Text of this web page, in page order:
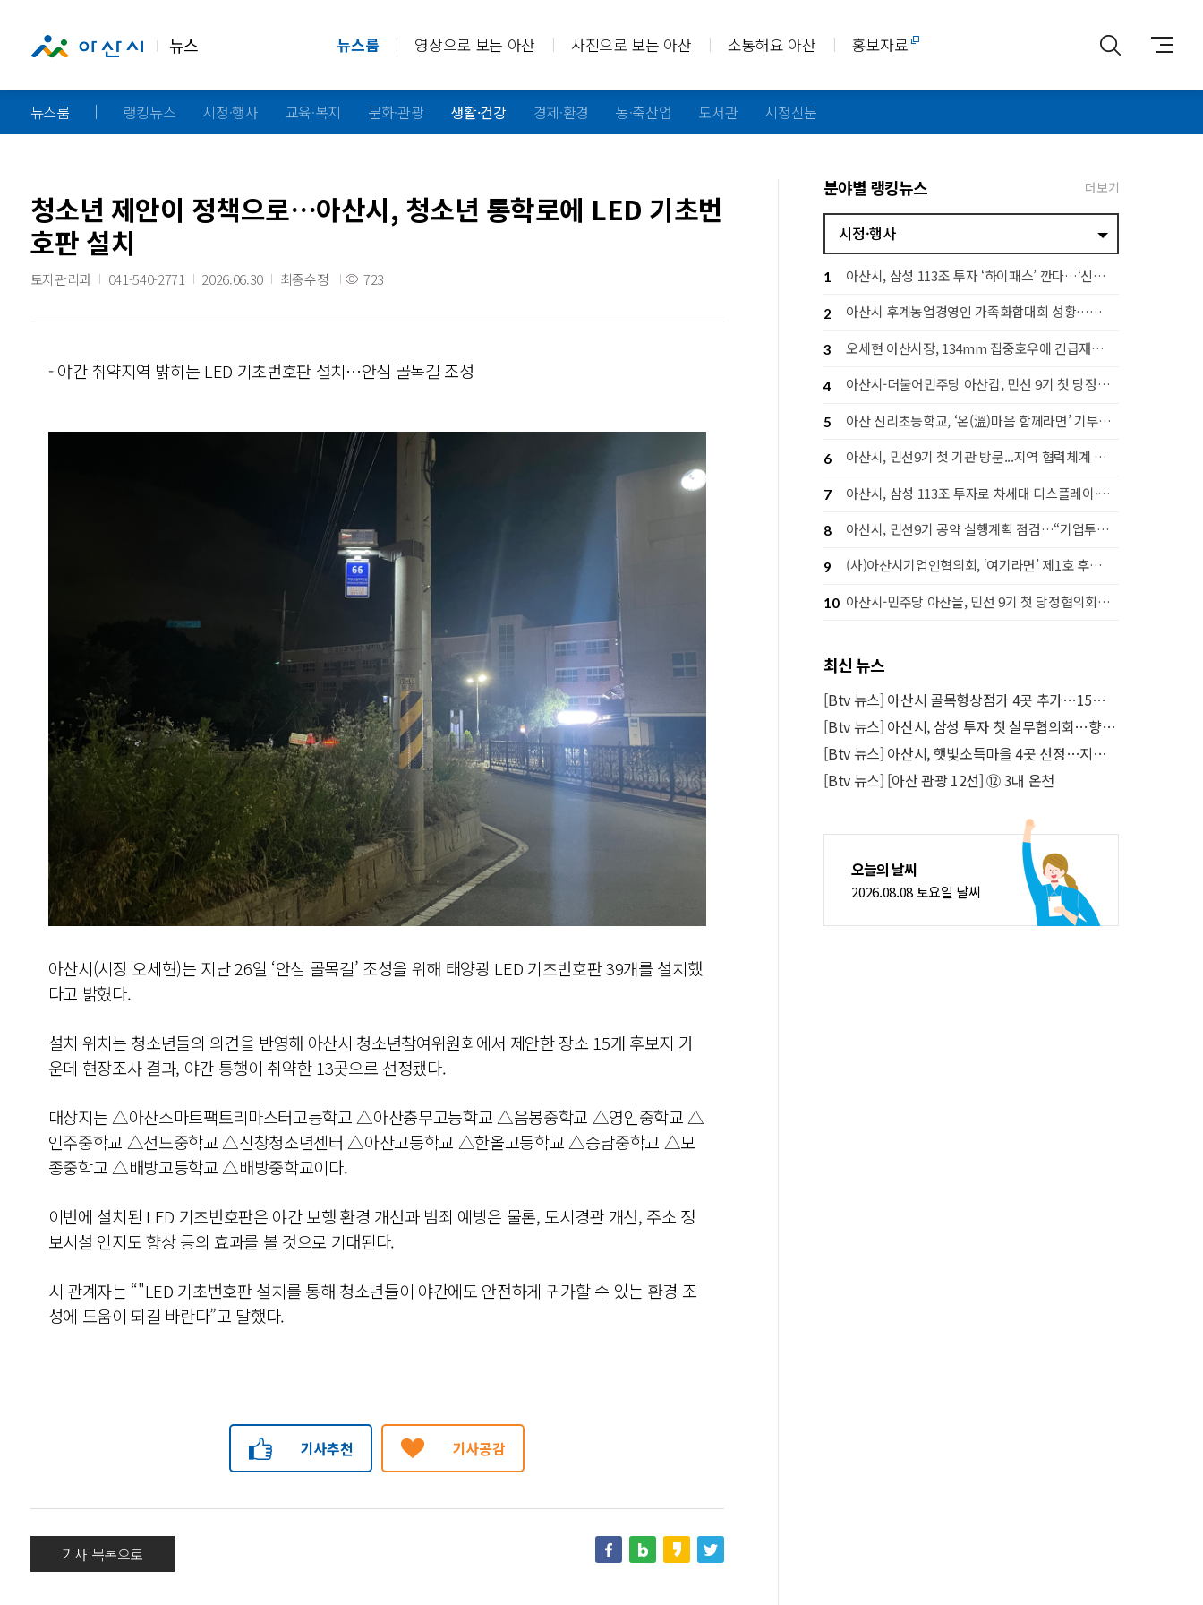
뉴스 뉴스룸 영상으로 보는 아산 사진으로 보는 아산 소통해요 아산 홍보자료
뉴스룸 랭킹뉴스 시정·행사 교육·복지 문화·관광 생활·건강 경제·환경 농·축산업 도서관 시정신문
청소년 제안이 정책으로…아산시, 청소년 통학로에 LED 기초번
호판 설치
토지관리과 041-540-2771 2026.06.30 최종수정 723
- 야간 취약지역 밝히는 LED 기초번호판 설치…안심 골목길 조성
아산시(시장 오세현)는 지난 26일 ‘안심 골목길’ 조성을 위해 태양광 LED 기초번호판 39개를 설치했
다고 밝혔다.
설치 위치는 청소년들의 의견을 반영해 아산시 청소년참여위원회에서 제안한 장소 15개 후보지 가
운데 현장조사 결과, 야간 통행이 취약한 13곳으로 선정됐다.
대상지는 △아산스마트팩토리마스터고등학교 △아산충무고등학교 △음봉중학교 △영인중학교 △
인주중학교 △선도중학교 △신창청소년센터 △아산고등학교 △한올고등학교 △송남중학교 △모
종중학교 △배방고등학교 △배방중학교이다.
이번에 설치된 LED 기초번호판은 야간 보행 환경 개선과 범죄 예방은 물론, 도시경관 개선, 주소 정
보시설 인지도 향상 등의 효과를 볼 것으로 기대된다.
시 관계자는 “"LED 기초번호판 설치를 통해 청소년들이 야간에도 안전하게 귀가할 수 있는 환경 조
성에 도움이 되길 바란다”고 말했다.
기사추천 기사공감
기사 목록으로
분야별 랭킹뉴스 더보기
시정·행사
1 아산시, 삼성 113조 투자 ‘하이패스’ 깐다…‘신속 지원·전략 대응 추진단’ 가동
2 아산시 후계농업경영인 가족화합대회 성황…세대 잇는 농업 공동체 구축
3 오세현 아산시장, 134mm 집중호우에 긴급재난대책회의 소집
4 아산시-더불어민주당 아산갑, 민선 9기 첫 당정협의회…지역 발전 협력 다짐
5 아산 신리초등학교, ‘온(溫)마음 함께라면’ 기부행사로 라면 1,442개 후원
6 아산시, 민선9기 첫 기관 방문...지역 협력체계 강화 나서
7 아산시, 삼성 113조 투자로 차세대 디스플레이·고대역폭 메모리(HBM) 후공정 핵심도시 도약
8 아산시, 민선9기 공약 실행계획 점검…“기업투자·시민체감 성과 함께 높인다”
9 (사)아산시기업인협의회, ‘여기라면’ 제1호 후원으로 따뜻한 나눔 실천
10 아산시-민주당 아산을, 민선 9기 첫 당정협의회…‘50만 자족도시’ 실현 맞손
최신 뉴스
[Btv 뉴스] 아산시 골목형상점가 4곳 추가…15곳으로 늘어
[Btv 뉴스] 아산시, 삼성 투자 첫 실무협의회…향후 정례화
[Btv 뉴스] 아산시, 햇빛소득마을 4곳 선정…지원 강화
[Btv 뉴스] [아산 관광 12선] ⑫ 3대 온천
오늘의 날씨
2026.08.08 토요일 날씨